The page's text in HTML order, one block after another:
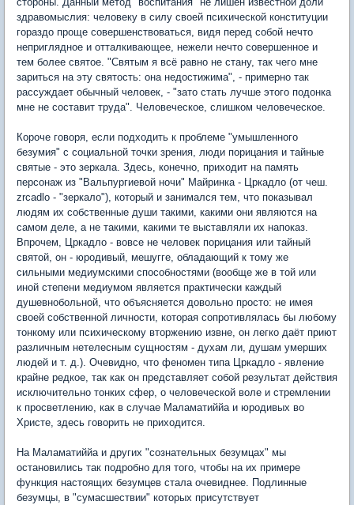
здравомыслия: человеку в силу своей психической конституции
гораздо проще совершенствоваться, видя перед собой нечто
неприглядное и отталкивающее, нежели нечто совершенное и
тем более святое. "Святым я всё равно не стану, так чего мне
зариться на эту святость: она недостижима", - примерно так
рассуждает обычный человек, - "зато стать лучше этого подонка
мне не составит труда". Человеческое, слишком человеческое.
Короче говоря, если подходить к проблеме "умышленного
безумия" с социальной точки зрения, люди порицания и тайные
святые - это зеркала. Здесь, конечно, приходит на память
персонаж из "Вальпургиевой ночи" Майринка - Цркадло (от чеш.
zrcadlo - "зеркало"), который и занимался тем, что показывал
людям их собственные души такими, какими они являются на
самом деле, а не такими, какими те выставляли их напоказ.
Впрочем, Цркадло - вовсе не человек порицания или тайный
святой, он - юродивый, мешугге, обладающий к тому же
сильными медиумскими способностями (вообще же в той или
иной степени медиумом является практически каждый
душевнобольной, что объясняется довольно просто: не имея
своей собственной личности, которая сопротивлялась бы любому
тонкому или психическому вторжению извне, он легко даёт приют
различным нетелесным сущностям - духам ли, душам умерших
людей и т. д.). Очевидно, что феномен типа Цркадло - явление
крайне редкое, так как он представляет собой результат действия
исключительно тонких сфер, о человеческой воле и стремлении
к просветлению, как в случае Маламатиййа и юродивых во
Христе, здесь говорить не приходится.
На Маламатиййа и других "сознательных безумцах" мы
остановились так подробно для того, чтобы на их примере
функция настоящих безумцев стала очевиднее. Подлинные
безумцы, в "сумасшествии" которых присутствует